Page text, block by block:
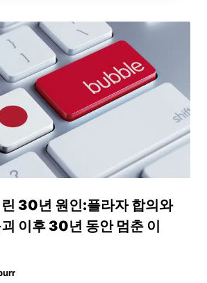
30년 원인:플라자 합의와
이후 30년 동안 멈춘 이